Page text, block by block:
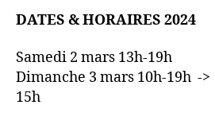
DATES & HORAIRES 2024
Samedi 2 mars 13h-19h
Dimanche 3 mars 10h-19h ->
15h